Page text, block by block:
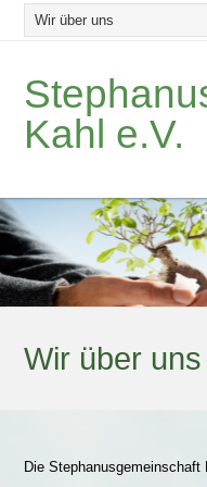
Kahl e.V.
Wir über uns
Die